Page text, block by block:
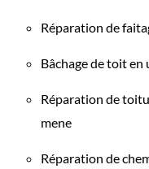
Réparation de
Bâchage de toit en
Réparation de
mene
Réparation de